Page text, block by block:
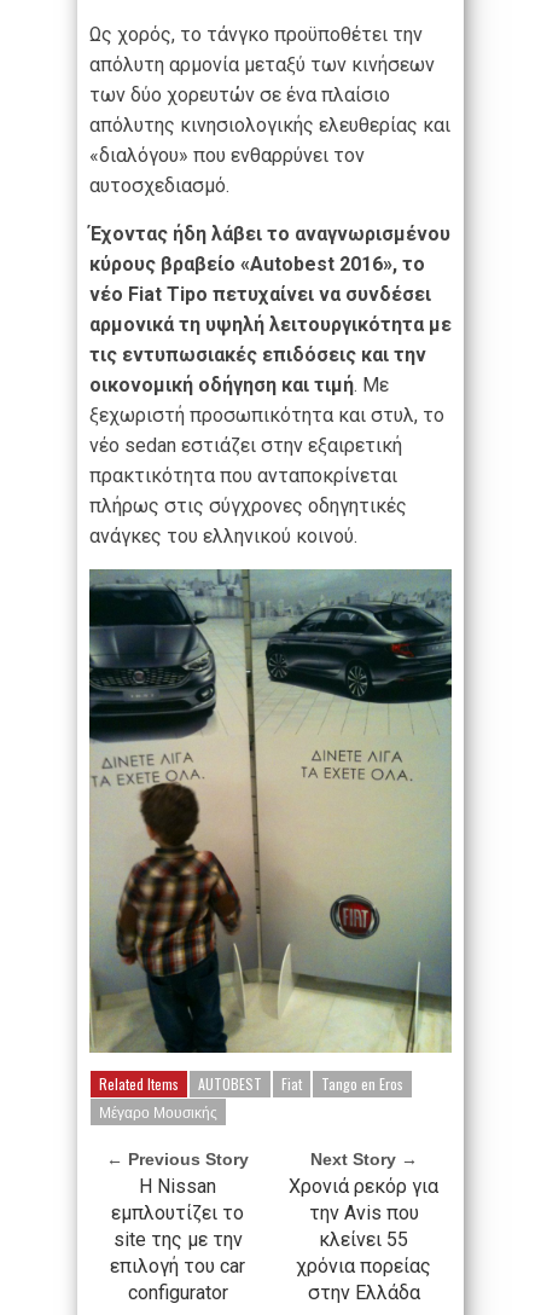
Ως χορός, το τάνγκο προϋποθέτει την
απόλυτη αρμονία μεταξύ των κινήσεων
των δύο χορευτών σε ένα πλαίσιο
απόλυτης κινησιολογικής ελευθερίας και
«διαλόγου» που ενθαρρύνει τον
αυτοσχεδιασμό.
Έχοντας ήδη λάβει το αναγνωρισμένου
κύρους βραβείο «Autobest 2016», το
νέο Fiat Tipo πετυχαίνει να συνδέσει
αρμονικά τη υψηλή λειτουργικότητα με
τις εντυπωσιακές επιδόσεις και την
οικονομική οδήγηση και τιμή. Με
ξεχωριστή προσωπικότητα και στυλ, το
νέο sedan εστιάζει στην εξαιρετική
πρακτικότητα που ανταποκρίνεται
πλήρως στις σύγχρονες οδηγητικές
ανάγκες του ελληνικού κοινού.
Related Items AUTOBEST Fiat
Tango en Eros
Μέγαρο Μουσικής
← Previous Story
H Nissan
εμπλουτίζει το
site της με την
επιλογή του car
configurator
Next Story →
Χρονιά ρεκόρ για
την Avis που
κλείνει 55
χρόνια πορείας
στην Ελλάδα